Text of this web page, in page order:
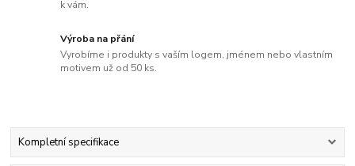
k vám.
Výroba na přání
Vyrobíme i produkty s vaším logem, jménem nebo vlastním
motivem už od 50 ks.
Kompletní specifikace